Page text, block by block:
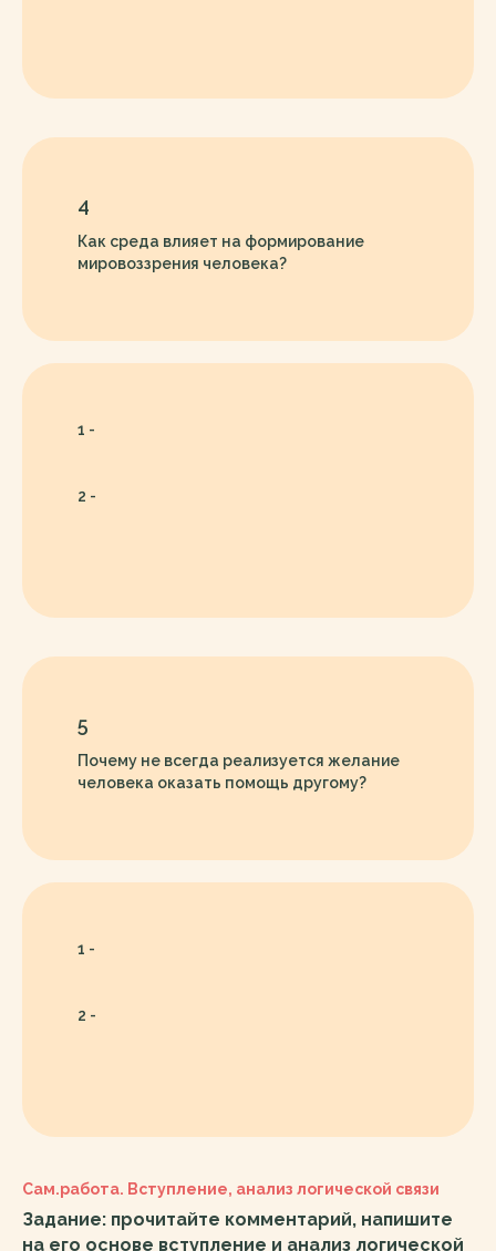
4
Как среда влияет на формирование
мировоззрения человека?
1 -
2 -
5
Почему не всегда реализуется желание
человека оказать помощь другому?
1 -
2 -
Сам.работа. Вступление, анализ логической связи
Задание: прочитайте комментарий, напишите
на его основе вступление и анализ логической